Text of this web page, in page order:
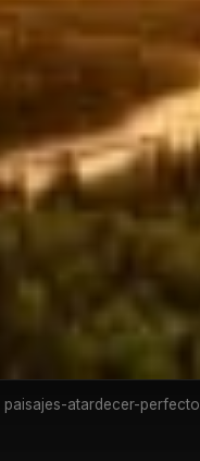
paisajes-atardecer-perfecto